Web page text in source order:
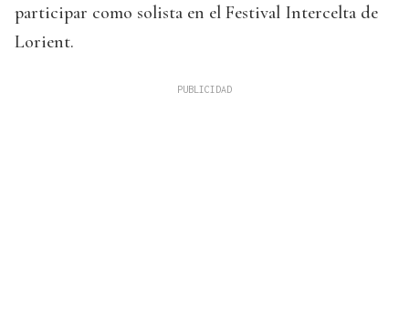
participar como solista en el Festival Intercelta de
Lorient.